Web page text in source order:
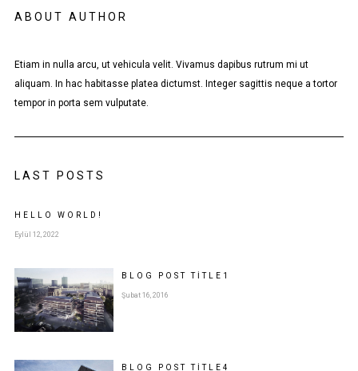
ABOUT AUTHOR
Etiam in nulla arcu, ut vehicula velit. Vivamus dapibus rutrum mi ut
aliquam. In hac habitasse platea dictumst. Integer sagittis neque a tortor
tempor in porta sem vulputate.
LAST POSTS
HELLO WORLD!
Eylül 12, 2022
BLOG POSTTITLE 1
Şubat 16, 2016
BLOG POSTTITLE 4